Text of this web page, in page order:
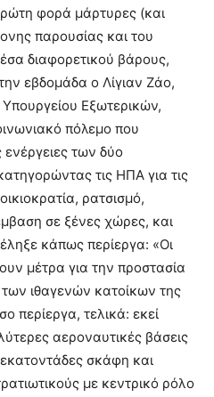
φορά μάρτυρες (και
παρουσίας και του
διαφορετικού βάρους,
εβδομάδα ο Λίγιαν Ζάο,
Εξωτερικών,
πόλεμο που
ενέργειες των δύο
τις ΗΠΑ για τις
ρατσισμό,
σε ξένες χώρες, και
κάπως περίεργα: «Οι
μέτρα για την προστασία
ιθαγενών κατοίκων της
περίεργα, τελικά: εκεί
αεροναυτικές βάσεις
σκάφη και
με κεντρικό ρόλο